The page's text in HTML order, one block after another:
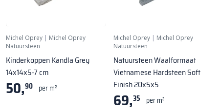
Michel Oprey | Michel Oprey
Natuursteen
Kinderkoppen Kandla Grey
14x14x5-7 cm
50,90 per m²
Michel Oprey| Michel Oprey
Natuursteen
Natuursteen Waalformaat
Vietnamese Hardsteen Soft
Finish 20x5x5
69,35 per m²